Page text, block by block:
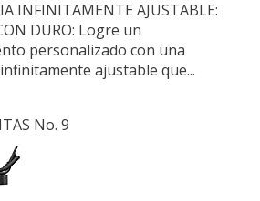
INFINITAMENTE AJUSTABLE:
DURO: Logre un
personalizado con una
ajustable que...
No. 9